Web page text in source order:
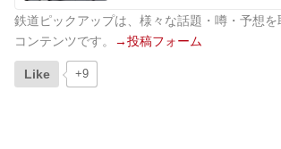
鉄道ピックアップは、様々な話題・噂・予想
コンテンツです。
→投稿フォーム
Like +9